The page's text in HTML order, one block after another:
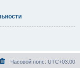
Часовой пояс: UTC+03:00